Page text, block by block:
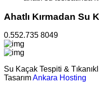
Ahatlı Kırmadan Su
0.552.735 8049
Su Kaçak Tespiti &
TasarımAnkara Hosting